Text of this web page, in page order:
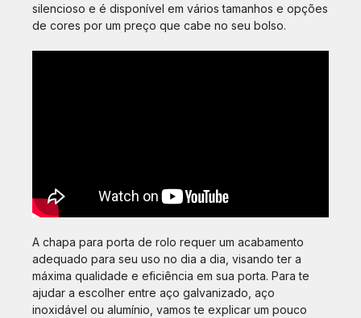
silencioso e é disponível em vários tamanhos e opções
de cores por um preço que cabe no seu bolso.
A chapa para porta de rolo requer um acabamento
adequado para seu uso no dia a dia, visando ter a
máxima qualidade e eficiência em sua porta. Para te
ajudar a escolher entre aço galvanizado, aço
inoxidável ou alumínio, vamos te explicar um pouco